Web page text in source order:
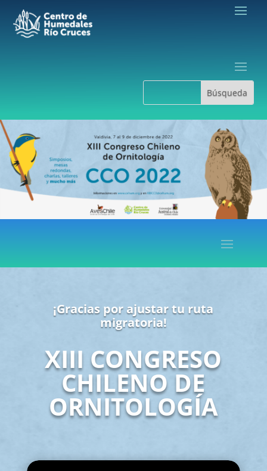
¡Gracias por ajustar tu ruta
migratoria!
XIII CONGRESO
CHILENO DE
ORNITOLOGÍA